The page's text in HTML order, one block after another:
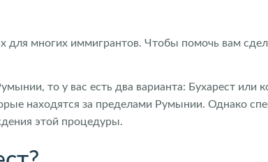
для многих иммигрантов. Чтобы помочь вам
то у вас есть два варианта: Бухарест
находятся за пределами Румынии. Однако
этой процедуры.